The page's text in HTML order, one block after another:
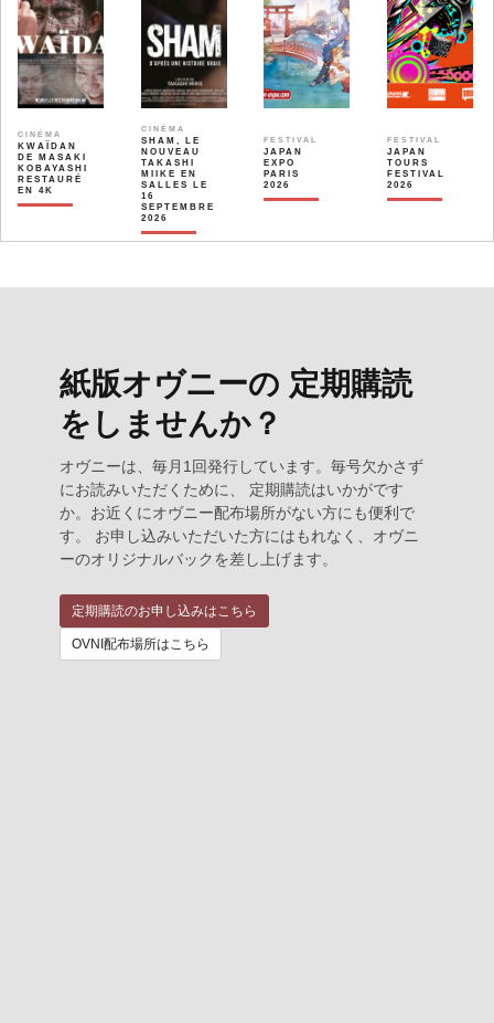
CINÉMA
KWAÏDAN
DE MASAKI
KOBAYASHI
RESTAURÉ
EN 4K
CINÉMA
SHAM, LE
NOUVEAU
TAKASHI
MIIKE EN
SALLES LE
16
SEPTEMBRE
2026
FESTIVAL
JAPAN
EXPO
PARIS
2026
FESTIVAL
JAPAN
TOURS
FESTIVAL
2026
紙版オヴニーの 定期購読
をしませんか？
オヴニーは、毎月1回発行しています。毎号欠かさず
にお読みいただくために、 定期購読はいかがです
か。お近くにオヴニー配布場所がない方にも便利で
す。 お申し込みいただいた方にはもれなく、オヴニ
ーのオリジナルバックを差し上げます。
定期購読のお申し込みはこちら
OVNI配布場所はこちら